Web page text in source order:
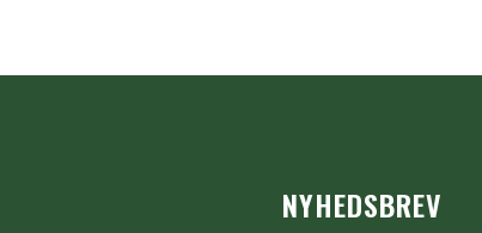
NYHEDSBREV